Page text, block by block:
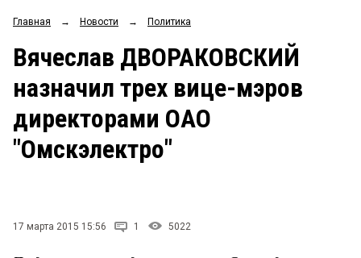
ОБЩЕСТВО
ЗАКОН
НОВОСТИ КОМПАНИЙ
ПРОИСШЕСТВИЯ
Рейтинги
Блоги
Главная → Новости → Политика
Вячеслав ДВОРАКОВСКИЙ
назначил трех вице-мэров
директорами ОАО
"Омскэлектро"
17 марта 2015 15:56 1 5022